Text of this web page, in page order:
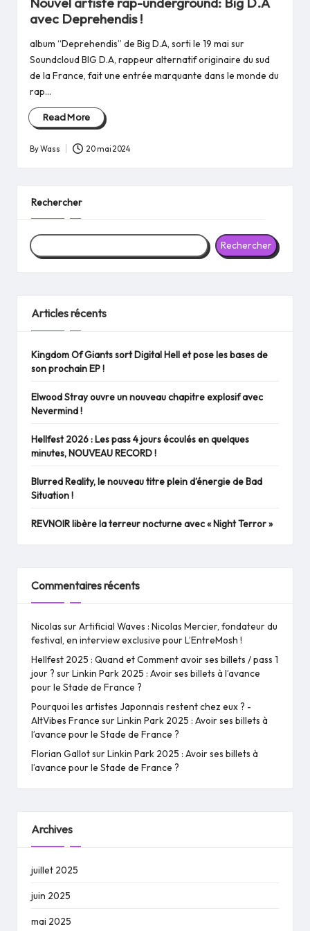
avec Deprehendis !
album “Deprehendis” de Big D.A, sorti le 19 mai sur
Soundcloud BIG D.A, rappeur alternatif originaire du sud
de la France, fait une entrée marquante dans le monde du
rap…
Read More
Posted
ByWass 20 mai 2024
Rechercher
Rechercher
Articles récents
Kingdom Of Giants sort Digital Hell et pose les bases de
son prochain EP !
Elwood Stray ouvre un nouveau chapitre explosif avec
Nevermind !
Hellfest 2026 : Les pass 4 jours écoulés en quelques
minutes, NOUVEAU RECORD !
Blurred Reality, le nouveau titre plein d’énergie de Bad
Situation !
REVNOIR libère la terreur nocturne avec « Night Terror »
Commentaires récents
Nicolas surArtificial Waves : Nicolas Mercier, fondateur du
festival, en interview exclusive pour L’EntreMosh !
Hellfest 2025 : Quand et Comment avoir ses billets / pass 1
jour ? surLinkin Park 2025 : Avoir ses billets à l’avance
pour le Stade de France ?
Pourquoi les artistes Japonnais restent chez eux ? -
AltVibes France surLinkin Park 2025 : Avoir ses billets à
l’avance pour le Stade de France ?
Florian GallotsurLinkin Park 2025 : Avoir ses billets à
l’avance pour le Stade de France ?
Archives
juillet 2025
juin 2025
mai 2025